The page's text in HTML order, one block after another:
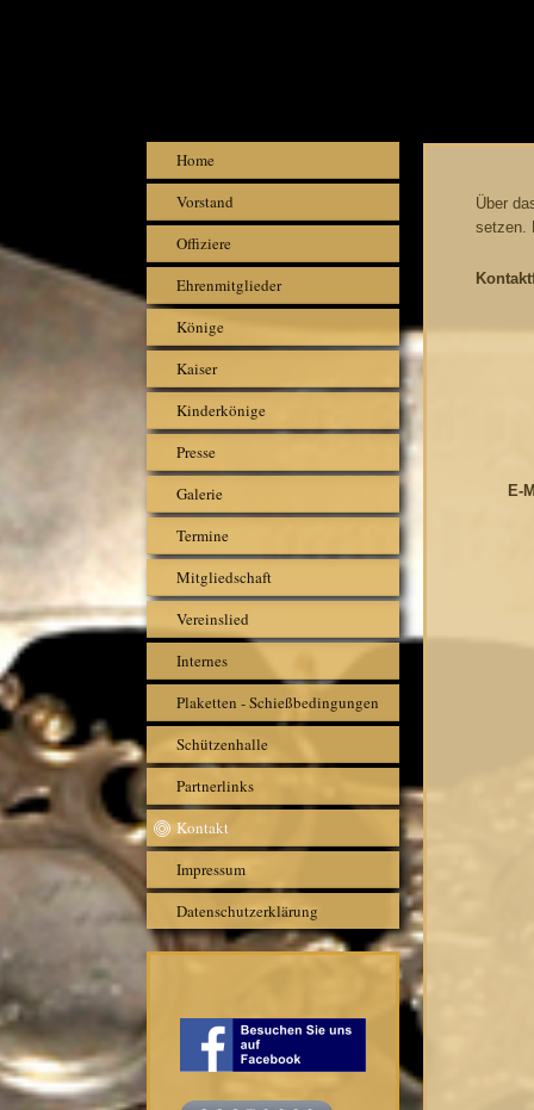
Home
Vorstand
Offiziere
Ehrenmitglieder
Könige
Kaiser
Kinderkönige
Presse
Galerie
Termine
Mitgliedschaft
Vereinslied
Internes
Plaketten - Schießbedingungen
Schützenhalle
Partnerlinks
Kontakt
Impressum
Datenschutzerklärung
Über
setzen.
E-